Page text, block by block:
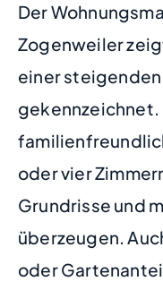
Der
Zogenweiler
einer
oder vier
Grundrisse und
überzeugen.
oder